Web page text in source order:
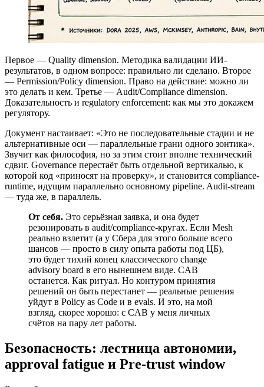
Первое — Quality dimension. Методика валидации ИИ-
результатов, в одном вопросе: правильно ли сделано. Второе
— Permission/Policy dimension. Право на действие: можно ли
это делать и кем. Третье — Audit/Compliance dimension.
Доказательность и regulatory enforcement: как мы это докажем
регулятору.
Документ настаивает: «Это не последовательные стадии и не
альтернативные оси — параллельные грани одного зонтика».
Звучит как философия, но за этим стоит вполне технический
сдвиг. Governance перестаёт быть отдельной вертикалью, к
которой код «приносят на проверку», и становится compliance-
runtime, идущим параллельно основному pipeline. Audit-stream
— туда же, в параллель.
От себя. Это серьёзная заявка, и она будет
резонировать в audit/compliance-кругах. Если Mesh
реально взлетит (а у Сбера для этого больше всего
шансов — просто в силу опыта работы под ЦБ),
это будет тихий конец классического change
advisory board в его нынешнем виде. CAB
останется. Как ритуал. Но контуром принятия
решений он быть перестанет — реальные решения
уйдут в Policy as Code и в evals. И это, на мой
взгляд, скорее хорошо: с CAB у меня личных
счётов на пару лет работы.
Безопасность: лестница автономии,
approval fatigue и Pre-trust window